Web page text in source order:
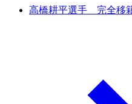
高橋耕平選手 完全移